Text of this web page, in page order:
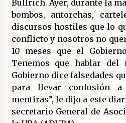
Bullrich. Ayer, durante la
bombos, antorchas,
discursos hostiles que lo
conflicto y nosotros no
10 meses que el
Tenemos que hablar
Gobierno dice falsedades
para llevar confusión
mentiras”, le dijo a este
secretario General de